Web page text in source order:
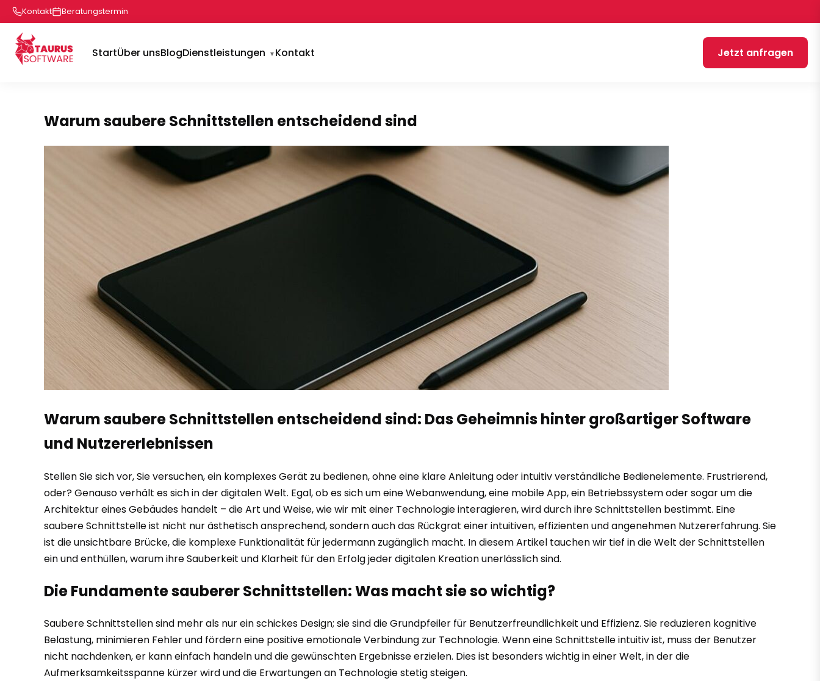
Kontakt Beratungstermin
StartÜber unsBlogDienstleistungen Kontakt Jetzt anfragen
Warum saubere Schnittstellen entscheidend sind
Warum saubere Schnittstellen entscheidend sind: Das Geheimnis hinter großartiger Software
und Nutzererlebnissen
Stellen Sie sich vor, Sie versuchen, ein komplexes Gerät zu bedienen, ohne eine klare Anleitung oder intuitiv verständliche Bedienelemente. Frustrierend,
oder? Genauso verhält es sich in der digitalen Welt. Egal, ob es sich um eine Webanwendung, eine mobile App, ein Betriebssystem oder sogar um die
Architektur eines Gebäudes handelt – die Art und Weise, wie wir mit einer Technologie interagieren, wird durch ihre Schnittstellen bestimmt. Eine
saubere Schnittstelle ist nicht nur ästhetisch ansprechend, sondern auch das Rückgrat einer intuitiven, effizienten und angenehmen Nutzererfahrung. Sie
ist die unsichtbare Brücke, die komplexe Funktionalität für jedermann zugänglich macht. In diesem Artikel tauchen wir tief in die Welt der Schnittstellen
ein und enthüllen, warum ihre Sauberkeit und Klarheit für den Erfolg jeder digitalen Kreation unerlässlich sind.
Die Fundamente sauberer Schnittstellen: Was macht sie so wichtig?
Saubere Schnittstellen sind mehr als nur ein schickes Design; sie sind die Grundpfeiler für Benutzerfreundlichkeit und Effizienz. Sie reduzieren kognitive
Belastung, minimieren Fehler und fördern eine positive emotionale Verbindung zur Technologie. Wenn eine Schnittstelle intuitiv ist, muss der Benutzer
nicht nachdenken, er kann einfach handeln und die gewünschten Ergebnisse erzielen. Dies ist besonders wichtig in einer Welt, in der die
Aufmerksamkeitsspanne kürzer wird und die Erwartungen an Technologie stetig steigen.